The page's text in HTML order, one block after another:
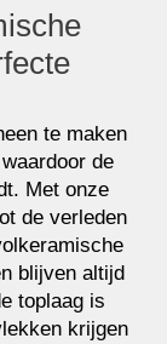
te maken
de
Met onze
de verleden
blijven altijd
toplaag is
krijgen